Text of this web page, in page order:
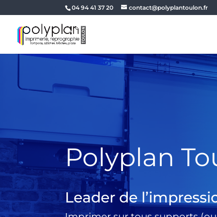
04 94 41 37 20 contact@polyplantoulon.fr
Polyplan
Leader de